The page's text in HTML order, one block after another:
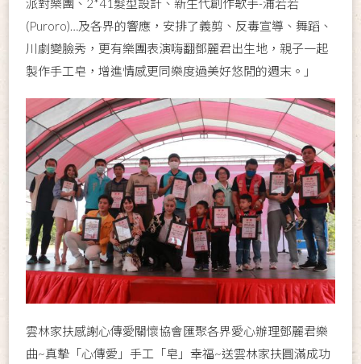
派對樂團、2*41髮型設計、新生代創作歌手-浦若若
(Puroro)…及各界的響應，安排了義剪、反毒宣導、舞蹈、
川劇變臉秀，更有樂團表演嗨翻鄧麗君出生地，親子一起
製作手工皂，增進情感更同樂度過美好悠閒的週末。」
雲林家扶感謝心傳愛關懷協會匯聚各界愛心辦理鄧麗君樂
曲~真摯「心傳愛」手工「皂」幸福~送雲林家扶圓滿成功